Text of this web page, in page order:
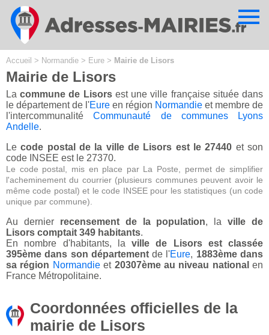
Accueil > Normandie > Eure > Mairie de Lisors
Mairie de Lisors
Lacommune de Lisorsest une ville française située dans
le département de l'Eure en région Normandie et membre de
l'intercommunalitéCommunauté de communes Lyons
Andelle.
Lecode postal de la ville de Lisors est le 27440 et son
code INSEE est le 27370.
Le code postal, mis en place par La Poste, permet de simplifier
l'acheminement du courrier (plusieurs communes peuvent avoir le
même code postal) et le code INSEE pour les statistiques (un code
unique par commune).
Au dernier recensement de la population, laville de
Lisors comptait 349 habitants.
En nombre d'habitants, la ville de Lisors est classée
395ème dans son départementde l'Eure, 1883ème dans
sa région Normandieet 20307ème au niveau national en
France Métropolitaine.
Coordonnées officielles de la
mairie de Lisors
Cookies management panel